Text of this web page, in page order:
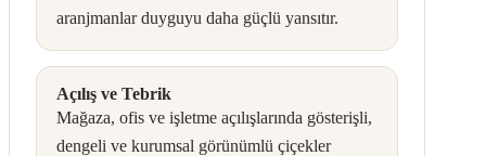
aranjmanlar duyguyu daha güçlü yansıtır.
Açılış ve Tebrik
Mağaza, ofis ve işletme açılışlarında gösterişli,
dengeli ve kurumsal görünümlü çiçekler